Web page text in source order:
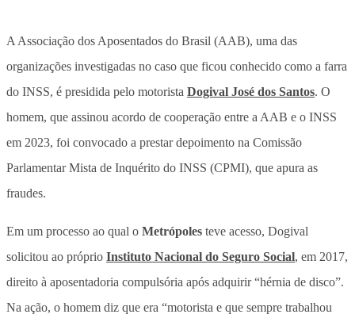
A Associação dos Aposentados do Brasil (AAB), uma das
organizações investigadas no caso que ficou conhecido como a farra
do INSS, é presidida pelo motorista Dogival José dos Santos. O
homem, que assinou acordo de cooperação entre a AAB e o INSS
em 2023, foi convocado a prestar depoimento na Comissão
Parlamentar Mista de Inquérito do INSS (CPMI), que apura as
fraudes.
Em um processo ao qual o Metrópoles teve acesso, Dogival
solicitou ao próprio Instituto Nacional do Seguro Social, em 2017,
direito à aposentadoria compulsória após adquirir “hérnia de disco”.
Na ação, o homem diz que era “motorista e que sempre trabalhou